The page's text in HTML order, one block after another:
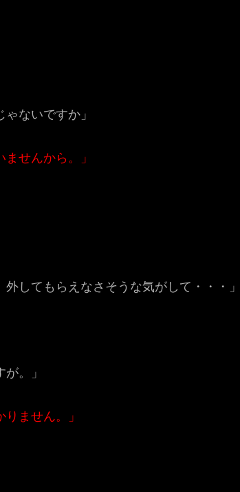
ないですか」
せんから。」
してもらえなさそうな気がして・・・」
。」
ません。」